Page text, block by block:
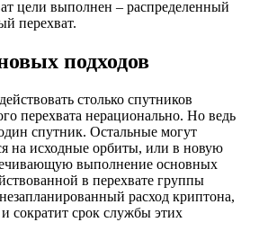
цели выполнен – распределенный
перехват.
подходов
столько спутников
перехвата нерационально. Но ведь
спутник. Остальные могут
на исходные орбиты, или в новую
выполнение основных
в перехвате группы
расход криптона,
сократит срок службы этих